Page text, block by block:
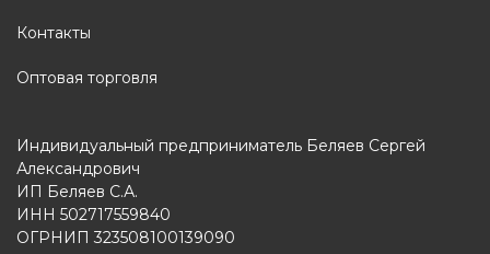
Контакты
Оптовая торговля
Индивидуальный предприниматель Беляев Сергей
Александрович
ИП Беляев С.А.
ИНН 502717559840
ОГРНИП 323508100139090